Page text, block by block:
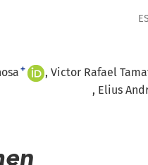
+ Victor Rafael
Elius